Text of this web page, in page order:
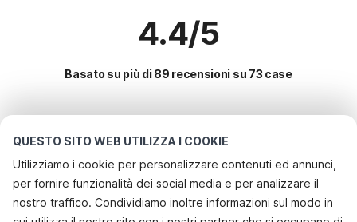
QUESTO SITO WEB UTILIZZA I COOKIE
Utilizziamo i cookie per personalizzare contenuti ed annunci,
per fornire funzionalità dei social media e per analizzare il
nostro traffico. Condividiamo inoltre informazioni sul modo in
4.4/5
Basato su più di 89 recensioni su 73 case
Le destinazioni più popolari per le
vacanze
Servizi più popolari per le vacanze in Baden-württemberg
Appartamenti per vacanze